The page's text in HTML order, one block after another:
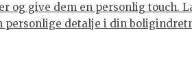
give dem en personlig touch.
personlige detalje i din